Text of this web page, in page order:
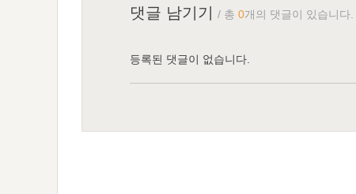
댓글 남기기 / 총 0개의 댓글이 있습니다.
등록된 댓글이 없습니다.